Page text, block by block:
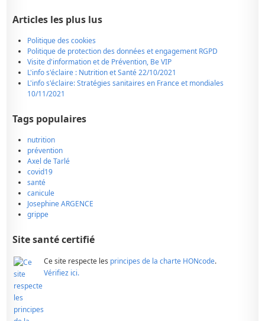
Articles les plus lus
Politique des cookies
Politique de protection des données et engagement RGPD
Visite d'information et de Prévention, Be VIP
L'info s'éclaire : Nutrition et Santé 22/10/2021
L'info s'éclaire: Stratégies sanitaires en France et mondiales
10/11/2021
Tags populaires
nutrition
prévention
Axel de Tarlé
covid19
santé
canicule
Josephine ARGENCE
grippe
Site santé certifié
Ce site respecte les principes de la charte HONcode.
Vérifiez ici.